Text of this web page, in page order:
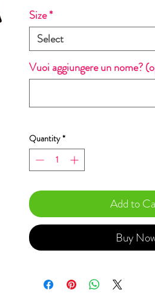
Size*
Select
Vuoi aggiungere un nome?
Quantity *
Add to
Buy